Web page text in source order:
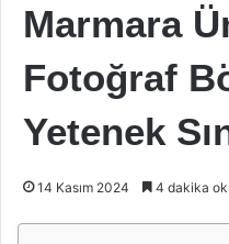
Marmara
Fotoğraf
Yetenek
14 Kasım 2024 4 dakika